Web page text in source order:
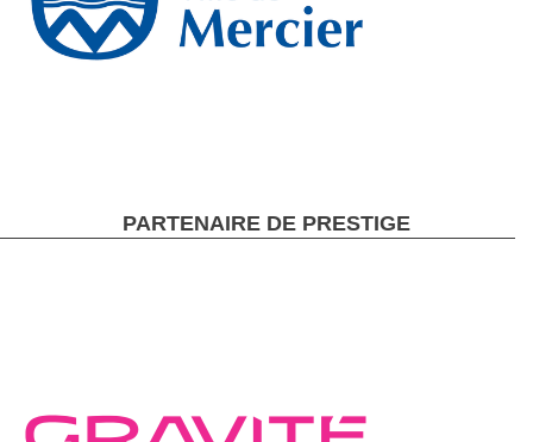
PARTENAIRE DE PRESTIGE